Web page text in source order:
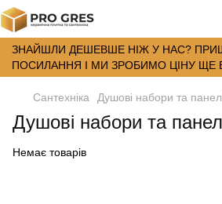
ЗНАЙШЛИ ДЕШЕВШЕ НІЖ У НАС?
ПОСИЛАННЯ І МИ ЗРОБИМО ЦІНУ ЩЕ
Сантехніка Душові набори та
Душові набори та
Немає товарів